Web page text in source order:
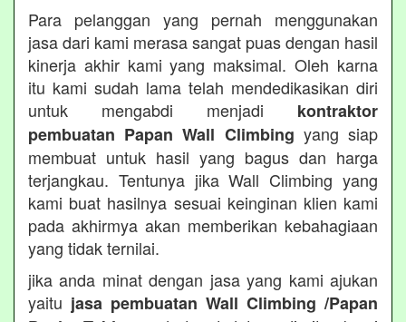
Para pelanggan yang pernah menggunakan
jasa dari kami merasa sangat puas dengan hasil
kinerja akhir kami yang maksimal. Oleh karna
itu kami sudah lama telah mendedikasikan diri
untuk mengabdi menjadi kontraktor
pembuatan Papan Wall Climbing yang siap
membuat untuk hasil yang bagus dan harga
terjangkau. Tentunya jika Wall Climbing yang
kami buat hasilnya sesuai keinginan klien kami
pada akhirmya akan memberikan kebahagiaan
yang tidak ternilai.
jika anda minat dengan jasa yang kami ajukan
yaitu jasa pembuatan Wall Climbing /Papan